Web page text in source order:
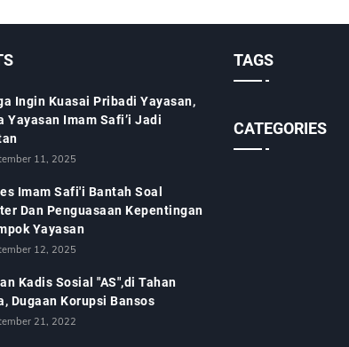
Ingin Kuasai Pribadi Yayasan,
Yayasan Imam Safi’i Jadi
11, 2025
Imam Safi'i Bantah Soal
Dan Penguasaan Kepentingan
Yayasan
12, 2025
Kadis Sosial "AS",di Tahan
Dugaan Korupsi Bansos
21, 2022
TAGS
CATEGORIES